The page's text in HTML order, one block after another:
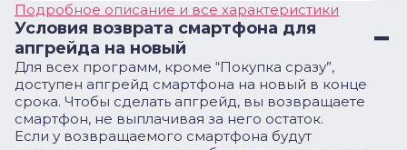
Подробное описание и все характеристики
Условия возврата смартфона для
апгрейда на новый
Для всех программ, кроме “Покупка сразу”,
доступен апгрейд смартфона на новый в конце
срока. Чтобы сделать апгрейд, вы возвращаете
смартфон, не выплачивая за него остаток.
Если у возвращаемого смартфона будут